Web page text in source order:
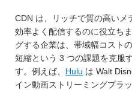
CDN は、リッチで質の高いメ
効率よく配信するのに役立ち
グする企業は、帯域幅コスト
短縮という 3 つの課題を克服
す。例えば、 Hulu は Walt
イン動画ストリーミングプラ